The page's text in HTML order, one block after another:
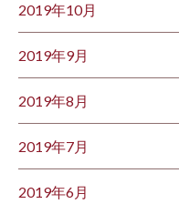
2019年10月
2019年9月
2019年8月
2019年7月
2019年6月